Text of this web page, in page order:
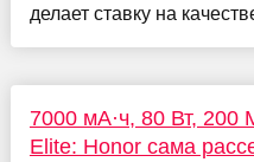
делает ставку на
7000 мА·ч, 80 Вт, 200
Elite: Honor сама